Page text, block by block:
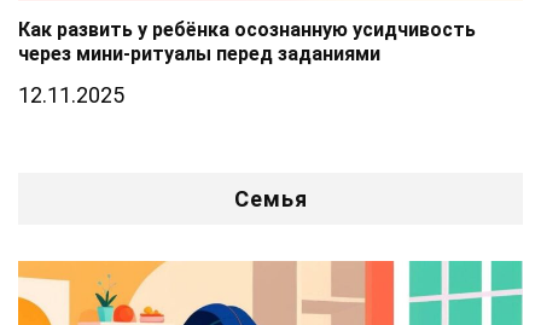
Как развить у ребёнка осознанную усидчивость
через мини-ритуалы перед заданиями
12.11.2025
Семья